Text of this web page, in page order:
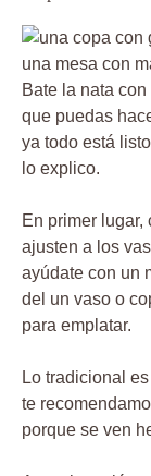
Bate la nata
que puedas
ya todo está
lo explico.
En primer
ajusten a los
ayúdate con un
del un vaso o
para emplatar.
Lo tradicional
te
porque se ven